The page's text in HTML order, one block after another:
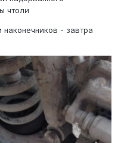
чтоли
- завтра